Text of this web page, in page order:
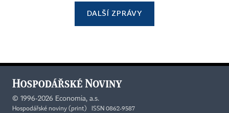
DALŠÍ ZPRÁVY
© 1996-2026 Economia, a.s.
Hospodářské noviny (print) ISSN 0862-9587